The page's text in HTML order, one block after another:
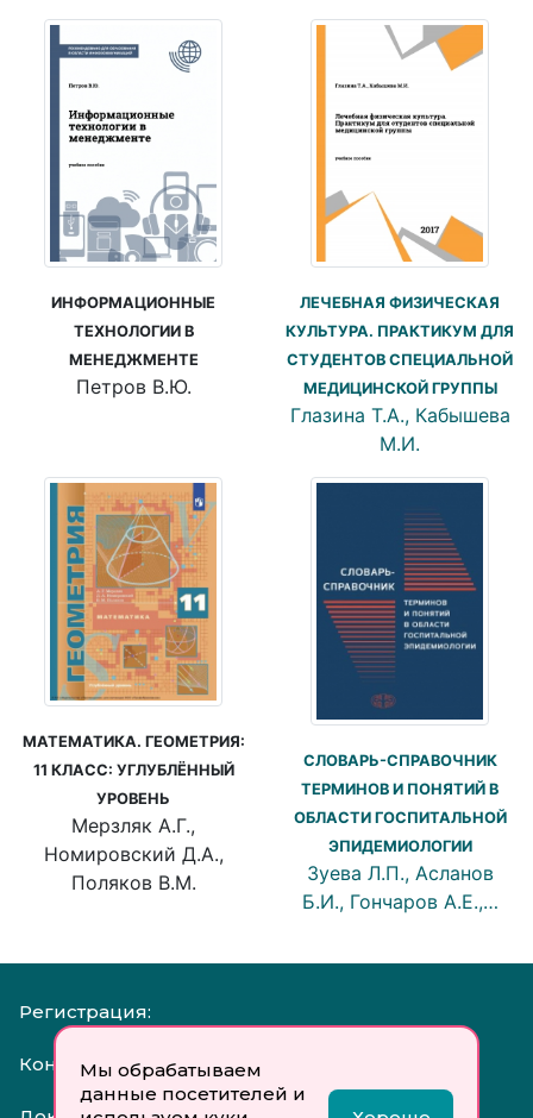
Мы обрабатываем
данные посетителей и
ИНФОРМАЦИОННЫЕ
ТЕХНОЛОГИИ В
МЕНЕДЖМЕНТЕ
Петров В.Ю.
ЛЕЧЕБНАЯ ФИЗИЧЕСКАЯ
КУЛЬТУРА. ПРАКТИКУМ ДЛЯ
СТУДЕНТОВ СПЕЦИАЛЬНОЙ
МЕДИЦИНСКОЙ ГРУППЫ
Глазина Т.А., Кабышева
М.И.
МАТЕМАТИКА. ГЕОМЕТРИЯ:
11 КЛАСС: УГЛУБЛЁННЫЙ
УРОВЕНЬ
Мерзляк А.Г.,
Номировский Д.А.,
Поляков В.М.
СЛОВАРЬ-СПРАВОЧНИК
ТЕРМИНОВ И ПОНЯТИЙ В
ОБЛАСТИ ГОСПИТАЛЬНОЙ
ЭПИДЕМИОЛОГИИ
Зуева Л.П., Асланов
Б.И., Гончаров А.Е.,…
Регистрация:
Контакты: